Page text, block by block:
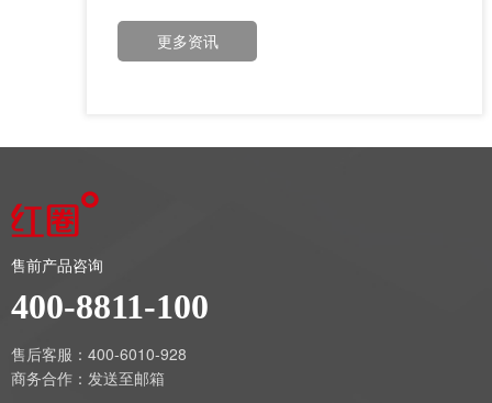
更多资讯
售前产品咨询
400-8811-100
售后客服：400-6010-928
商务合作： 发送至邮箱